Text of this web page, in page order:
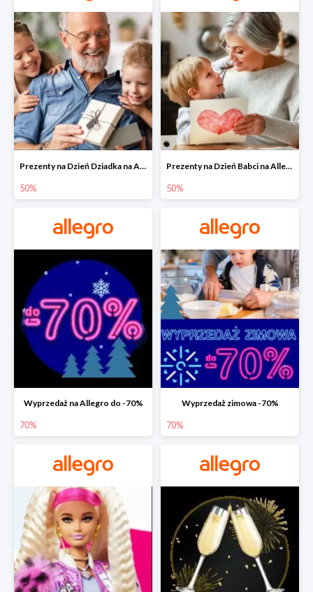
Prezenty na Dzień Dziadka na Allegro do -50%
50%
Prezenty na Dzień Babci na Allegro do -50%
50%
Wyprzedaż na Allegro do -70%
70%
Wyprzedaż zimowa -70%
70%